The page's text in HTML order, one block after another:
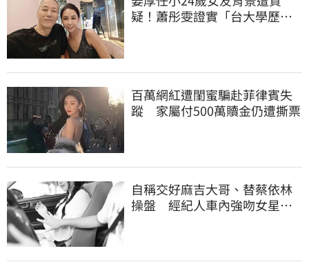
疑！蕭彤雯證實「台大學歷是
百萬網紅遭閨蜜騙赴菲律賓失
蹤 家屬付500萬贖金仍遭撕票
自稱交好麻吉大哥、替蔡依林
操盤 經紀人車內強吻女星挨